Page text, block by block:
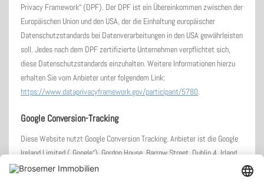
Privacy Framework“ (DPF). Der DPF ist ein Übereinkommen zwischen der
Europäischen Union und den USA, der die Einhaltung europäischer
Datenschutzstandards bei Datenverarbeitungen in den USA gewährleisten
soll. Jedes nach dem DPF zertifizierte Unternehmen verpflichtet sich,
diese Datenschutzstandards einzuhalten. Weitere Informationen hierzu
erhalten Sie vom Anbieter unter folgendem Link:
https://www.dataprivacyframework.gov/participant/5780.
Google Conversion-Tracking
Diese Website nutzt Google Conversion Tracking. Anbieter ist die Google
Ireland Limited („Google“), Gordon House, Barrow Street, Dublin 4, Irland.